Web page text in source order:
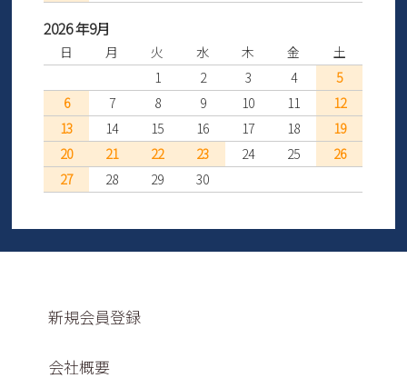
2026 年9月
日 月 火 水 木 金
土
1
2 3 4
5
6
7 8 9 10 11
12
13
14 15 16 17 18
19
20
21 22 23 24 25
26
27
28 29 30
新規会員登録
会社概要